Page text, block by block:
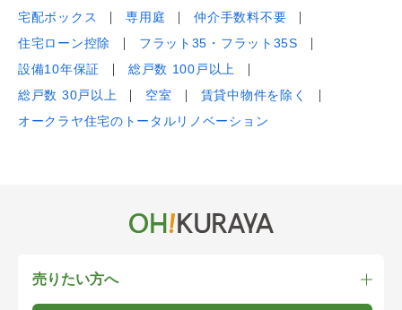
宅配ボックス
専用庭
仲介手数料不要
住宅ローン控除
フラット35・フラット35S
設備10年保証
総戸数 100戸以上
総戸数 30戸以上
空室
賃貸中物件を除く
オークラヤ住宅のトータルリノベーション
売りたい方へ